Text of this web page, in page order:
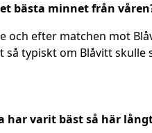
bästa minnet från
och efter matchen mot
så typiskt om Blåvitt
har varit bäst så här